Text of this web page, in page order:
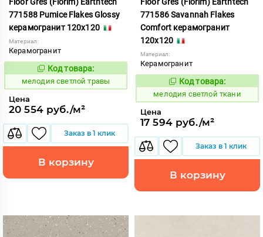
771588 Pumice Flakes Glossy
керамогранит 120x120
Материал:
Керамогранит
963607
Код товара:
мелодия светлой травы
Цена
20 554 руб./м²
Заказ в 1 клик
В корзину
771586 Savannah Flakes
Comfort керамогранит
120x120
Материал:
Керамогранит
963605
Код товара:
мелодия светлой ткани
Цена
17 594 руб./м²
Заказ в 1 клик
В корзину